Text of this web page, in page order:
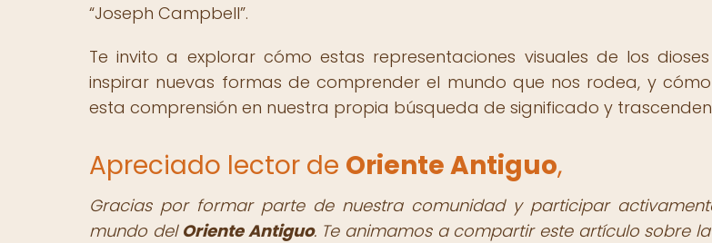
Joseph Campbell .
Te invito a explorar cómo estas representaciones visuales de los
inspirar nuevas formas de comprender el mundo que nos rodea, y
esta comprensión en nuestra propia búsqueda de significado y
Apreciado lector de Oriente Antiguo,
Gracias por formar parte de nuestra comunidad y participar
mundo del Oriente Antiguo. Te animamos a compartir este artículo sobre